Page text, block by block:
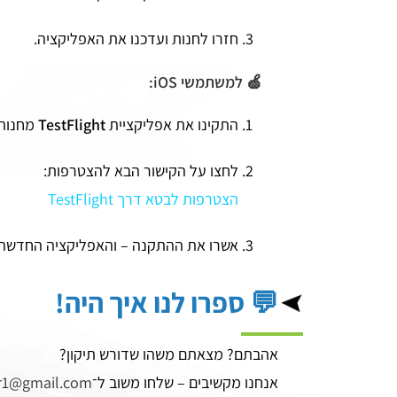
חזרו לחנות ועדכנו את האפליקציה.
🍏 למשתמשי iOS:
התקינו את אפליקצייתTestFlight
לחצו על הקישור הבא להצטרפות:
הצטרפות לבטא דרך TestFlight
אשרו את ההתקנה – והאפליקציה
💬 ספרו לנו איך היה!
אהבתם? מצאתם משהו שדורש תיקון?
אנחנו מקשיבים – שלחו משוב ל־